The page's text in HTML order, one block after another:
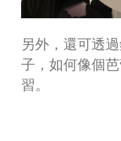
另外，還可透
子，如何像個
習。